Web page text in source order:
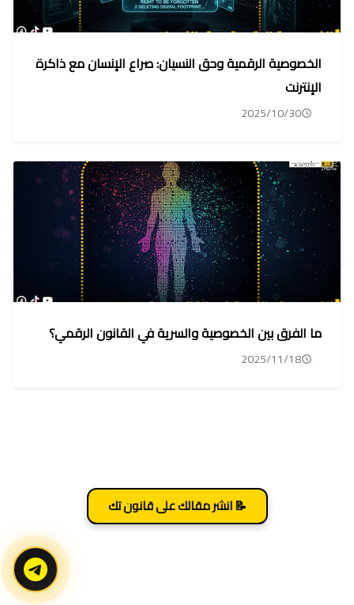
الخصوصية الرقمية وحق النسيان: صراع الإنسان مع ذاكرة
الإنترنت
2025/10/30
ما الفرق بين الخصوصية والسرية في القانون الرقمي؟
2025/11/18
📝 انشر مقالك على قانون تك